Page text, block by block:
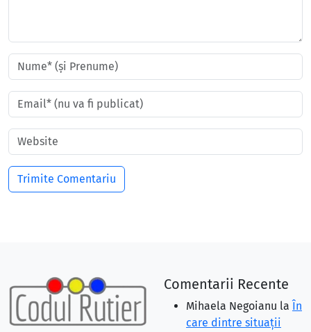
Comentarii Recente
Mihaela Negoianu la În
care dintre situaţii